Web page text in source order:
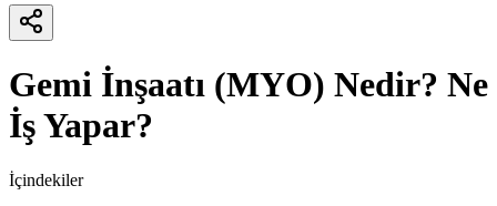
Gemi İnşaatı (MYO) Nedir? Ne
İş Yapar?
İçindekiler